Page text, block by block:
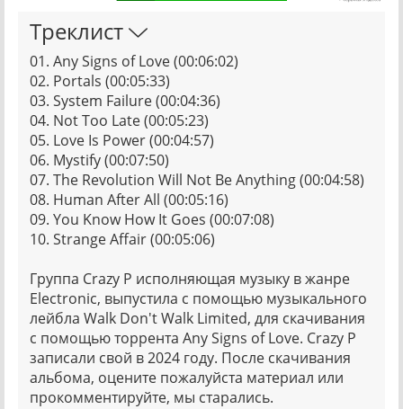
Треклист
01. Any Signs of Love (00:06:02)
02. Portals (00:05:33)
03. System Failure (00:04:36)
04. Not Too Late (00:05:23)
05. Love Is Power (00:04:57)
06. Mystify (00:07:50)
07. The Revolution Will Not Be Anything (00:04:58)
08. Human After All (00:05:16)
09. You Know How It Goes (00:07:08)
10. Strange Affair (00:05:06)
Группа Crazy P исполняющая музыку в жанре
Electronic, выпустила с помощью музыкального
лейбла Walk Don't Walk Limited, для скачивания
с помощью торрента Any Signs of Love. Crazy P
записали свой в 2024 году. После скачивания
альбома, оцените пожалуйста материал или
прокомментируйте, мы старались.